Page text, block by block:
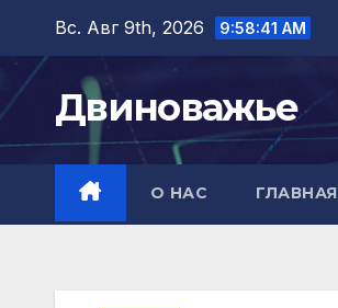
Перейти
содержимому
Вс. Авг 9th, 2026 9:58:42 AM
Двиноважье
О НАС ГЛАВНАЯ